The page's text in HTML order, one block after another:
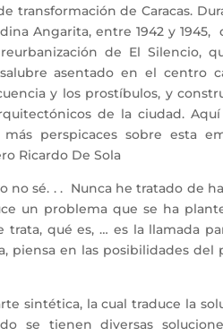
transformación de Caracas.
Angarita, entre 1942 y 1945,
de El Silencio,
asentado en el centro
y los prostíbulos, y
de la ciudad.
perspicaces sobre esta
Ricardo De Sola
no sé. . . Nunca he tratado de
un problema que se ha
trata, qué es, … es la llamada
piensa en las posibilidades del
sintética, la cual traduce la
se tienen diversas